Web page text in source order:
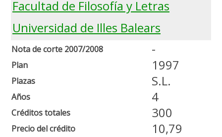
Facultad de Filosofía y Letras
Universidad de Illes Balears
Nota de corte 2007/2008
Plan
Plazas
Años
Créditos totales
Precio del crédito
-
1997
S.L.
4
300
10,79